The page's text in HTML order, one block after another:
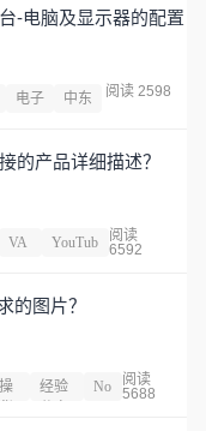
-电脑及显示器的配置
电子 中东 阅读 2598
的产品详细描述？
VA
YouTub
阅读
6592
的图片？
经验
No
阅读
5688